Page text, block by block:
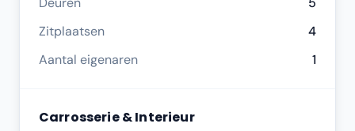
Zitplaatsen
4
Aantal eigenaren
1
Carrosserie & Interieur